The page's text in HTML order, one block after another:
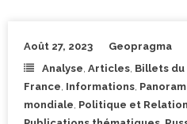
Août 27, 2023 Geopragma
Analyse Articles Billets du
France Informations
mondiale Politique et